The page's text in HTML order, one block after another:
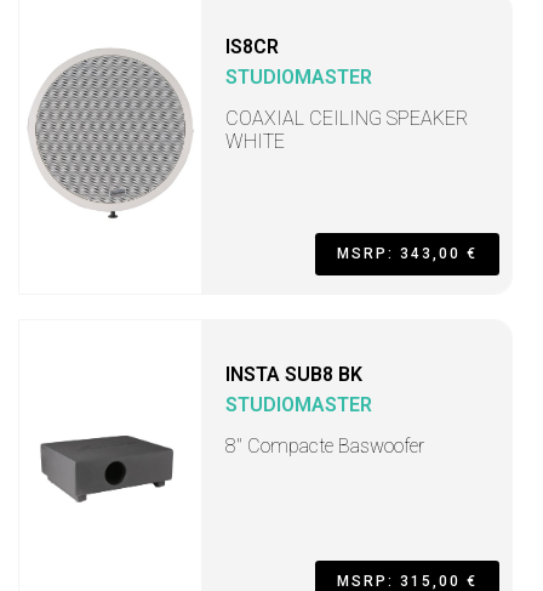
IS8CR
STUDIOMASTER
COAXIAL CEILING SPEAKER
WHITE
MSRP: 343,00 €
INSTA SUB8 BK
STUDIOMASTER
8" Compacte Baswoofer
MSRP: 315,00 €